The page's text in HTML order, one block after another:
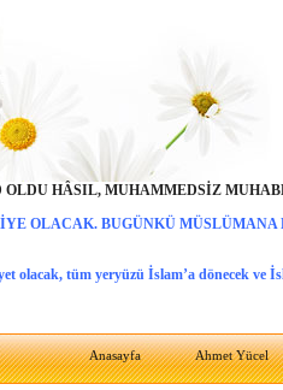
HÂSIL, MUHAMMEDSİZ
OLACAK. BUGÜNKÜ
olacak, tüm yeryüzü İslam’a dönecek ve
Anasayfa Ahmet Yücel